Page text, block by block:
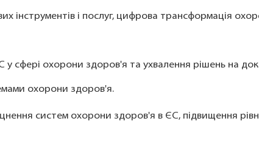
інструментів і послуг, цифрова трансформація
сфері охорони здоров'я та ухвалення рішень на
охорони здоров'я.
систем охорони здоров'я в ЄС, підвищення